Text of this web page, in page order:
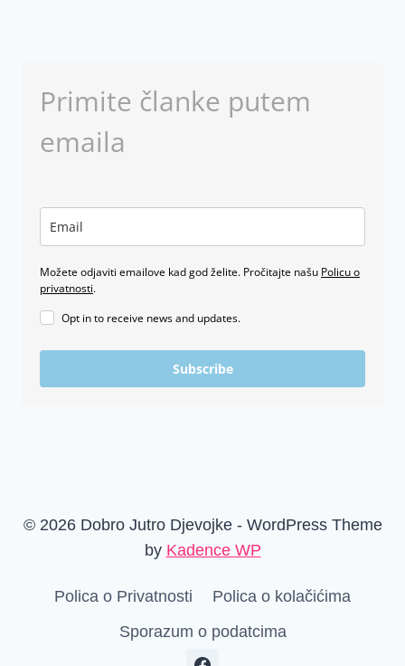
Primite članke putem
emaila
Možete odjaviti emailove kad god želite. Pročitajte našu Policu o
privatnosti.
Opt in to receive news and updates.
Subscribe
© 2026 Dobro Jutro Djevojke - WordPress Theme
by Kadence WP
Polica o Privatnosti
Polica o kolačićima
Sporazum o podatcima